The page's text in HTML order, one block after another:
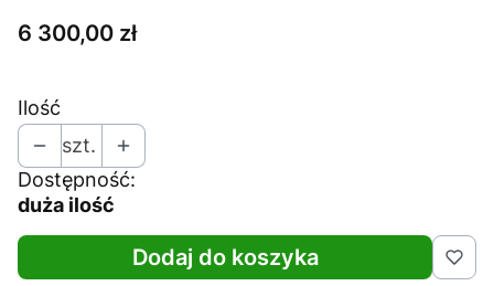
Cena
6 300,00 zł
Ilość
szt.
Dostępność:
duża ilość
Dodaj do koszyka